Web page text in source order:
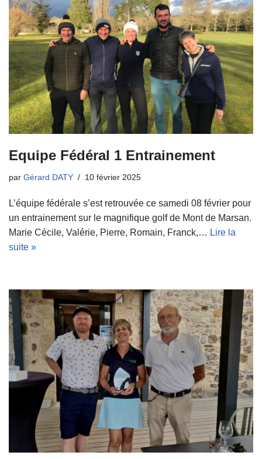
Equipe Fédéral 1 Entrainement
par Gérard DATY 10 février 2025
L’équipe fédérale s’est retrouvée ce samedi 08 février pour
un entrainement sur le magnifique golf de Mont de Marsan.
Marie Cécile, Valérie, Pierre, Romain, Franck,… Lire la
suite »